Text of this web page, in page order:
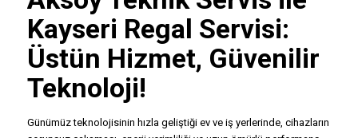
Kayseri Regal Servisi:
Üstün Hizmet, Güvenilir
Teknoloji!
Günümüz teknolojisinin hızla geliştiği ev ve iş yerlerinde, cihazların